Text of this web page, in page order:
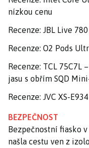
nízkou cenu
Recenze: JBL Live
Recenze: O2 Pods
Recenze: TCL 75C7L
jasu s obřím SQD
Recenze: JVC XS-
BEZPEČNOST
Bezpečnostní fiasko
našla cestu ven z